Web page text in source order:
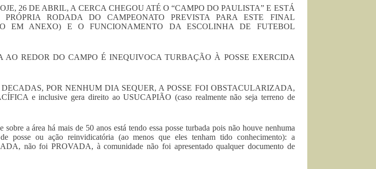
26 DE ABRIL, A CERCA CHEGOU ATÉ O “CAMPO DO PAULISTA” E ESTÁ
RODADA DO CAMPEONATO PREVISTA PARA ESTE FINAL
EM ANEXO) E O FUNCIONAMENTO DA ESCOLINHA DE FUTEBOL
AO REDOR DO CAMPO É INEQUIVOCA TURBAÇÃO À POSSE EXERCIDA
POR NENHUM DIA SEQUER, A POSSE FOI OBSTACULARIZADA,
e inclusive gera direito ao USUCAPIÃO (caso realmente não seja terreno de
sobre a área há mais de 50 anos está tendo essa posse turbada pois não houve nenhuma
posse ou ação reinvidicatória (ao menos que eles tenham tido conhecimento): a
não foi PROVADA, à comunidade não foi apresentado qualquer documento de